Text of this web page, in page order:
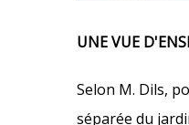
UNE VUE
Selon M. Dils,
séparée du